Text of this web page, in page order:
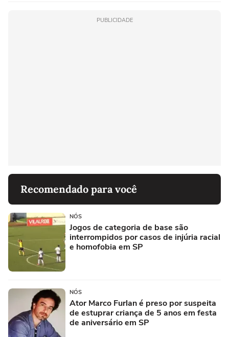
PUBLICIDADE
Recomendado para você
NÓS
Jogos de categoria de base são
interrompidos por casos de injúria racial
e homofobia em SP
NÓS
Ator Marco Furlan é preso por suspeita
de estuprar criança de 5 anos em festa
de aniversário em SP